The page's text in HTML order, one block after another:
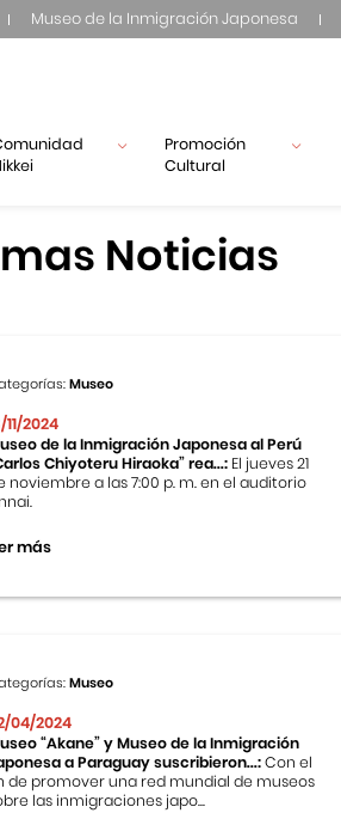
Museo de la Inmigración Japonesa
Promoción
Cultural
Noticias
Museo
11/2024
de la Inmigración Japonesa al Perú
Chiyoteru Hiraoka” rea...: El jueves 21
noviembre a las 7:00 p. m. en el auditorio
más
Museo
04/2024
“Akane” y Museo de la Inmigración
a Paraguay suscribieron...:Con el
de promover una red mundial de museos
las inmigraciones japo...